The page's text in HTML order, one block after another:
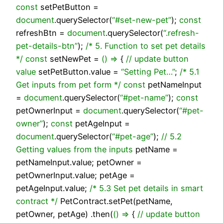
const setPetButton =
document.querySelector(“#set-new-pet”); const
refreshBtn = document.querySelector(“.refresh-
pet-details-btn”); /* 5. Function to set pet details
*/ const setNewPet = () => { // update button
value setPetButton.value = “Setting Pet…”; /* 5.1
Get inputs from pet form */ const petNameInput
= document.querySelector(“#pet-name”); const
petOwnerInput = document.querySelector(“#pet-
owner”); const petAgeInput =
document.querySelector(“#pet-age”); // 5.2
Getting values from the inputs petName =
petNameInput.value; petOwner =
petOwnerInput.value; petAge =
petAgeInput.value; /* 5.3 Set pet details in smart
contract */ PetContract.setPet(petName,
petOwner, petAge) .then(() => { // update button